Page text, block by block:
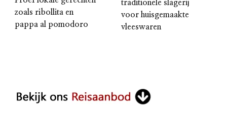
zoals ribollita en
pappa al pomodoro
traditionele slagerij
voor huisgemaakte
vleeswaren